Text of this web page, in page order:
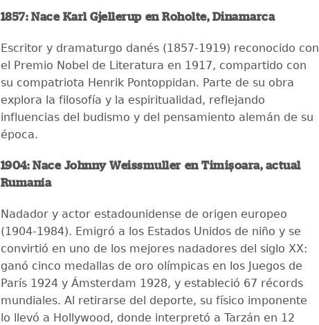
1857: Nace Karl Gjellerup en Roholte, Dinamarca
Escritor y dramaturgo danés (1857-1919) reconocido con
el Premio Nobel de Literatura en 1917, compartido con
su compatriota Henrik Pontoppidan. Parte de su obra
explora la filosofía y la espiritualidad, reflejando
influencias del budismo y del pensamiento alemán de su
época.
1904: Nace Johnny Weissmuller en Timișoara, actual
Rumanía
Nadador y actor estadounidense de origen europeo
(1904-1984). Emigró a los Estados Unidos de niño y se
convirtió en uno de los mejores nadadores del siglo XX:
ganó cinco medallas de oro olímpicas en los Juegos de
París 1924 y Ámsterdam 1928, y estableció 67 récords
mundiales. Al retirarse del deporte, su físico imponente
lo llevó a Hollywood, donde interpretó a Tarzán en 12